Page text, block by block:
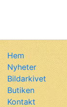
Hem
Nyheter
Bildarkivet
Butiken
Kontakt